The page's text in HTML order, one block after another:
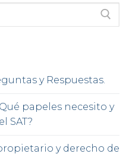
y Respuestas.
papeles necesito y
SAT?
y derecho de